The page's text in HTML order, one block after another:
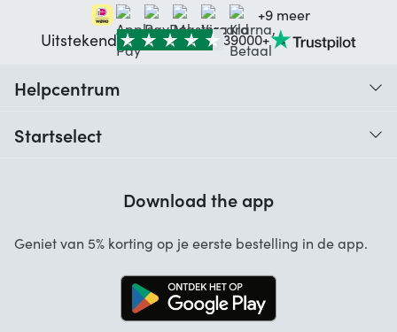
+9 meer
Uitstekend 39000+
Helpcentrum
Startselect
Startselect App
Download the app
Geniet van 5% korting op je eerste bestelling in de app.